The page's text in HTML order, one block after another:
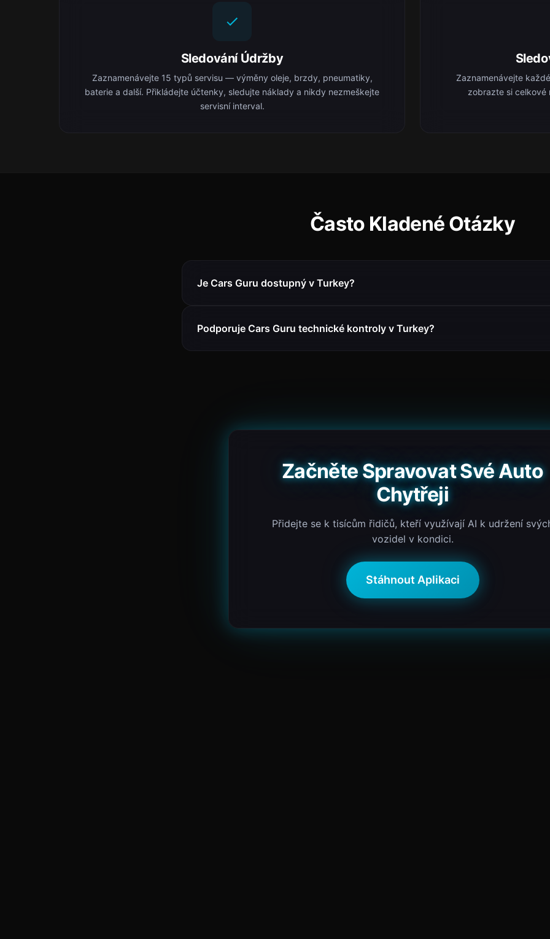
Sledování Údržby
Zaznamenávejte 15 typů servisu — výměny oleje, brzdy, pneumatiky,
baterie a další. Přikládejte účtenky, sledujte náklady a nikdy nezmeškejte
servisní interval.
Zaznamenávejte
zobrazte si
Často Kladené Otázky
Je Cars Guru dostupný v Turkey?
Podporuje Cars Guru technické kontroly v Turkey?
Začněte Spravovat Své Auto
Chytřeji
Přidejte se k tisícům řidičů, kteří využívají AI k udržení
vozidel v kondici.
Stáhnout Aplikaci